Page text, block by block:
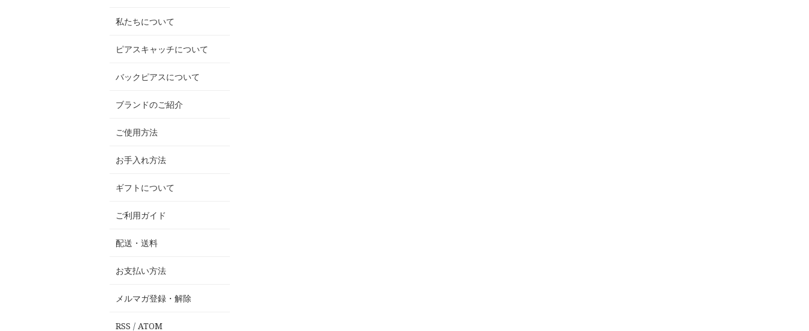
私たちについて
ピアスキャッチについて
バックピアスについて
ブランドのご紹介
ご使用方法
お手入れ方法
ギフトについて
ご利用ガイド
配送・送料
お支払い方法
メルマガ登録・解除
RSS / ATOM